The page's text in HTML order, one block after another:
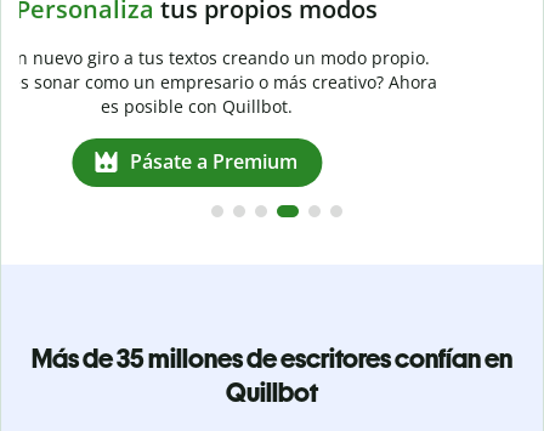
Más de 35 millones de escritores confían en
Quillbot